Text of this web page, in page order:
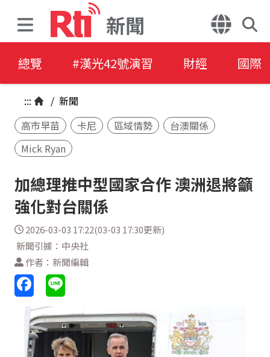
新聞
總覽 #漢光42號演習 財經 國際
::: / 新聞
高市早苗
卡尼 區域情勢
台澳關係
Mick Ryan
加總理推中型國家合作 澳洲退將籲
強化對台關係
2026-03-03 17:22(03-03 17:30更新)
新聞引據：中央社
作者：新聞編輯